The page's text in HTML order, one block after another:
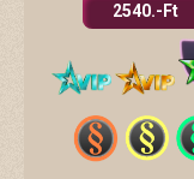
2540.-Ft